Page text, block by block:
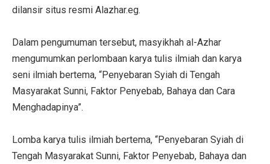
dilansir situs resmi Alazhar.eg.
Dalam pengumuman tersebut, masyikhah al-Azhar
mengumumkan perlombaan karya tulis ilmiah dan karya
seni ilmiah bertema, “Penyebaran Syiah di Tengah
Masyarakat Sunni, Faktor Penyebab, Bahaya dan Cara
Menghadapinya”.
Lomba karya tulis ilmiah bertema, “Penyebaran Syiah di
Tengah Masyarakat Sunni, Faktor Penyebab, Bahaya dan